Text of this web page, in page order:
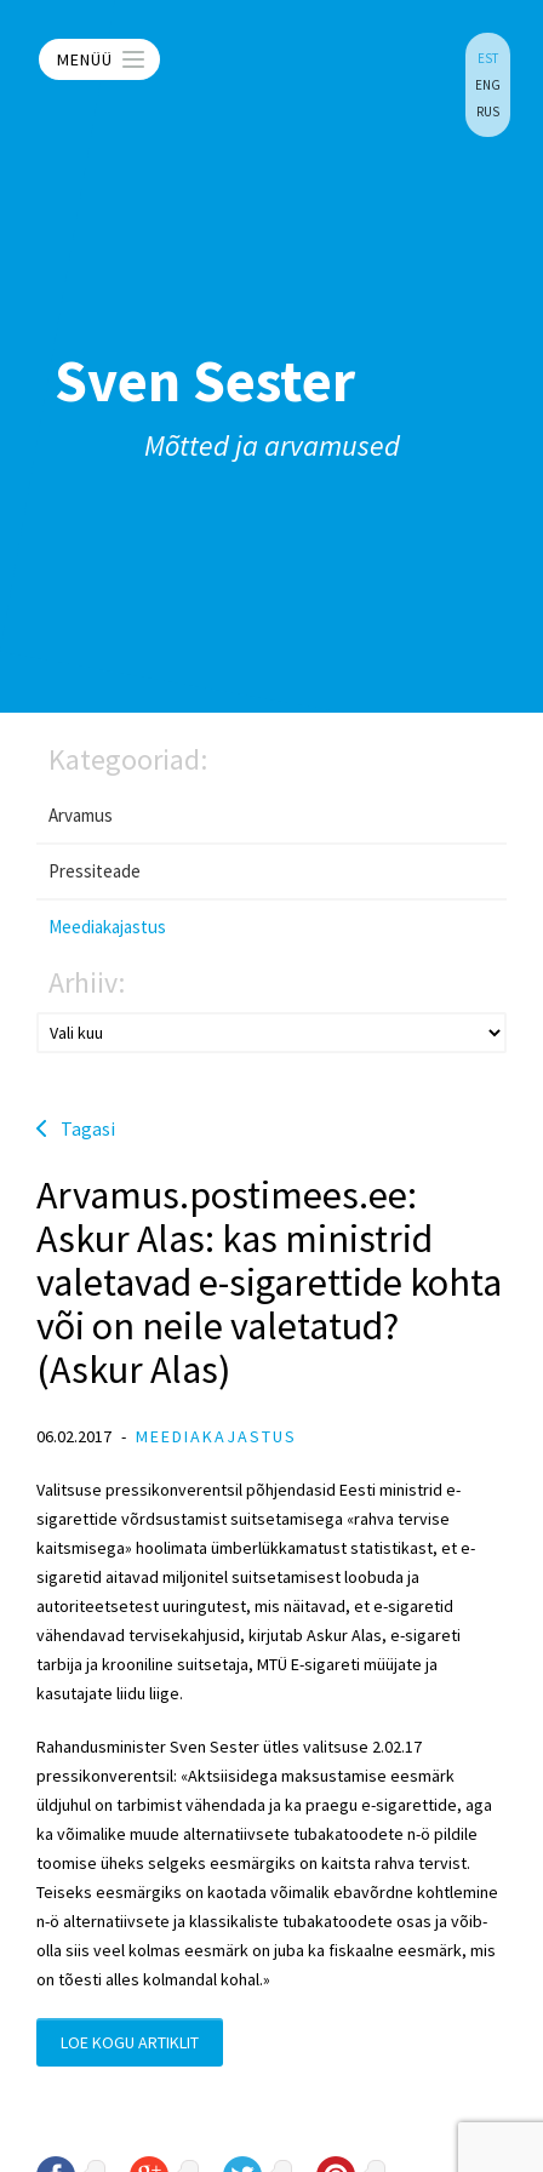
MENÜÜ
EST
ENG
RUS
Sven Sester
Mõtted ja arvamused
Kategooriad:
Arvamus
Pressiteade
Meediakajastus
Arhiiv:
Tagasi
Arvamus.postimees.ee:
Askur Alas: kas ministrid
valetavad e-sigarettide kohta
või on neile valetatud?
(Askur Alas)
06.02.2017 MEEDIAKAJASTUS
Valitsuse pressikonverentsil põhjendasid Eesti ministrid e-
sigarettide võrdsustamist suitsetamisega «rahva tervise
kaitsmisega» hoolimata ümberlükkamatust statistikast, et e-
sigaretid aitavad miljonitel suitsetamisest loobuda ja
autoriteetsetest uuringutest, mis näitavad, et e-sigaretid
vähendavad tervisekahjusid, kirjutab Askur Alas, e-sigareti
tarbija ja krooniline suitsetaja, MTÜ E-sigareti müüjate ja
kasutajate liidu liige.
Rahandusminister Sven Sester ütles valitsuse 2.02.17
pressikonverentsil: «Aktsiisidega maksustamise eesmärk
üldjuhul on tarbimist vähendada ja ka praegu e-sigarettide, aga
ka võimalike muude alternatiivsete tubakatoodete n-ö pildile
toomise üheks selgeks eesmärgiks on kaitsta rahva tervist.
Teiseks eesmärgiks on kaotada võimalik ebavõrdne kohtlemine
n-ö alternatiivsete ja klassikaliste tubakatoodete osas ja võib-
olla siis veel kolmas eesmärk on juba ka fiskaalne eesmärk, mis
on tõesti alles kolmandal kohal.»
LOE KOGU ARTIKLIT